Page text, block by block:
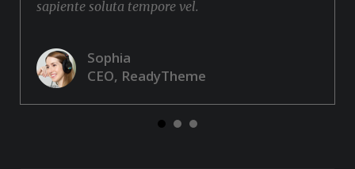
sapiente soluta tempore vel.
Sophia
CEO, ReadyTheme